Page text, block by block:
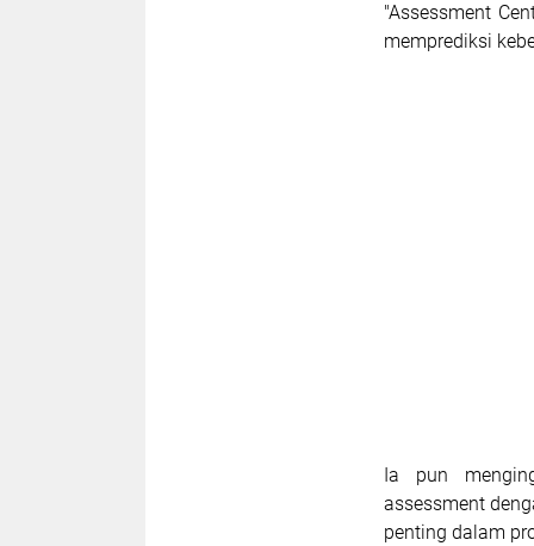
"Assessment
memprediksi
Ia pun
assessment
penting dalam